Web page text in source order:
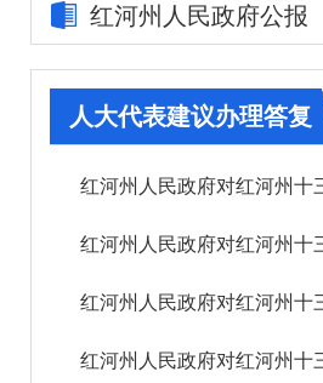
重点领域信息公开
权责清单
红河州人民政府公报
人大代表建议办理答复